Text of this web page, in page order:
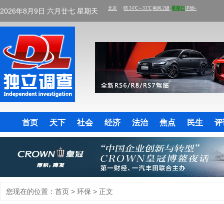
2026年8月9日 六月廿七 星期天
首页 天下 社会 经济 法治 焦点 民生
您现在的位置： 首页 > 环保 > 正文